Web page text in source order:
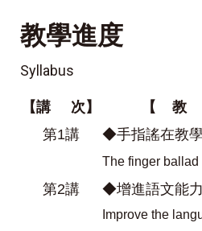
教學進度
Syllabus
【講 次 】 【
教
第1講
◆手指謠在教
The finger
第2講 ◆增進語文能力
Improve the